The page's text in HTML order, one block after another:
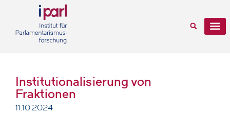
Institutionalisierung von
Fraktionen
11.10.2024